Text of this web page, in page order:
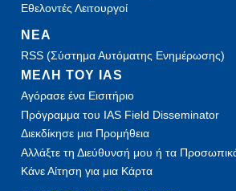
Εθελοντές Λειτουργοί
ΝΕΑ
RSS (Σύστημα Αυτόματης Ενημέρωσης)
ΜΕΛΗ ΤΟΥ IAS
Αγόρασε ένα Εισιτήριο
Πρόγραμμα του IAS Field Disseminator
Διεκδίκησε μια Προμήθεια
Αλλάξτε τη Διεύθυνσή μου ή τα
Κάνε Αίτηση για μια Κάρτα